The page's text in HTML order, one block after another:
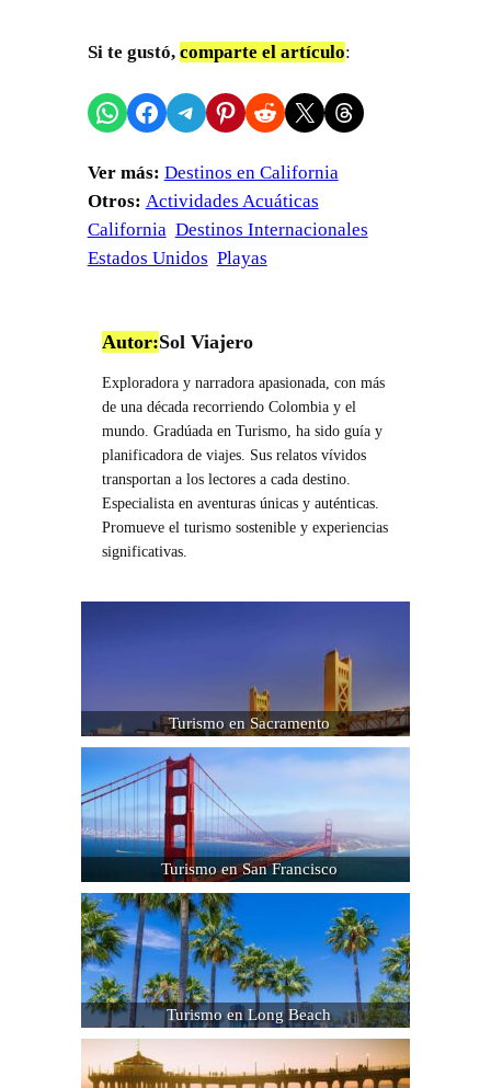
Si te gustó, comparte el artículo:
Compartir en WhatsApp
Compartir en Facebook
Compartir en Telegram
Compartir en Pinterest
Compartir en Reddit
Compartir en X Share on Threads
Ver más: Destinos en California
Otros: Actividades Acuáticas
California Destinos Internacionales
Estados Unidos Playas
Autor:Sol Viajero
Exploradora y narradora apasionada, con más
de una década recorriendo Colombia y el
mundo. Gradúada en Turismo, ha sido guía y
planificadora de viajes. Sus relatos vívidos
transportan a los lectores a cada destino.
Especialista en aventuras únicas y auténticas.
Promueve el turismo sostenible y experiencias
significativas.
Turismo en Sacramento
Turismo en San Francisco
Turismo en Long Beach